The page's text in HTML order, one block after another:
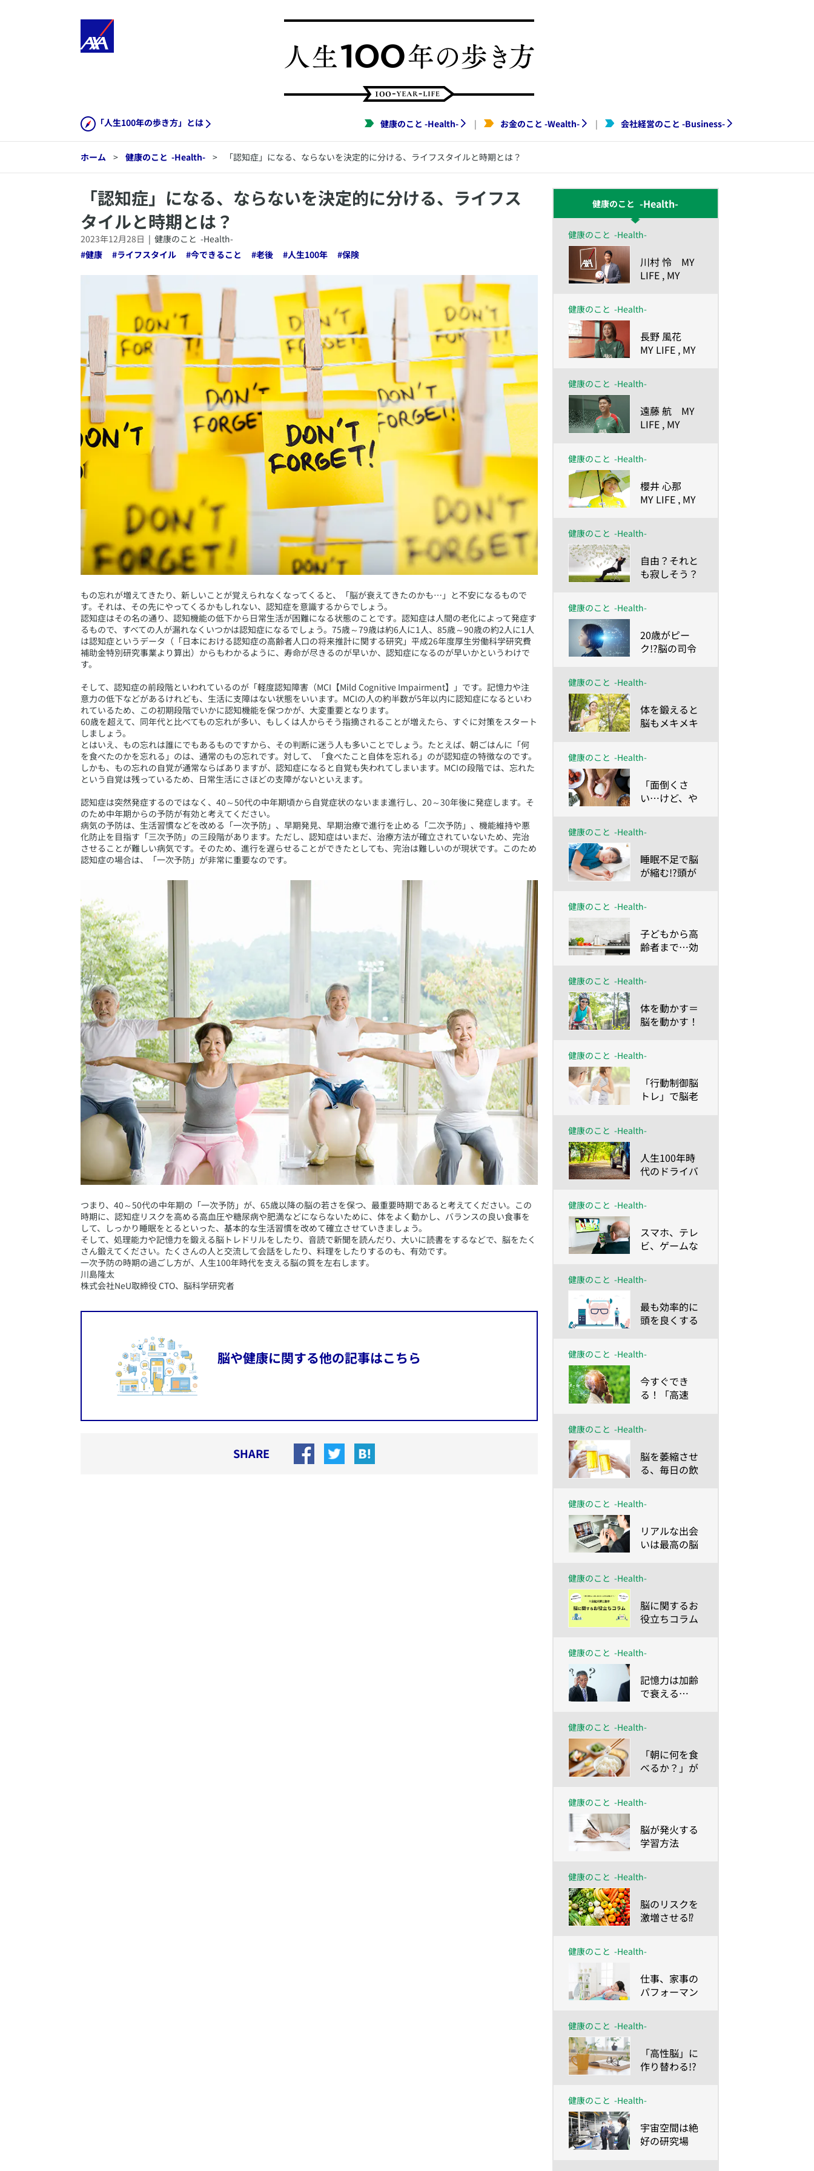
「人生100年の歩き方」とは 健康のこと -Health- | お金のこと -Wealth- | 会社経営のこと -Business-
ホーム > 健康のこと -Health- > 「認知症」になる、ならないを決定的に分ける、ライフスタイルと時期とは？
​「認知症」になる、ならないを決定的に分ける、ライフス
タイルと時期とは？
2023年12月28日 | 健康のこと -Health-
#健康 #ライフスタイル #今できること #老後 #人生100年 #保険
​もの忘れが増えてきたり、新しいことが覚えられなくなってくると、「脳が衰えてきたのかも…」と不安になるもので
す。それは、その先にやってくるかもしれない、認知症を意識するからでしょう。
認知症はその名の通り、認知機能の低下から日常生活が困難になる状態のことです。認知症は人間の老化によって発症す
るもので、すべての人が漏れなくいつかは認知症になるでしょう。75歳～79歳は約6人に1人、85歳～90歳の約2人に1人
は認知症というデータ（「日本における認知症の高齢者人口の将来推計に関する研究」平成26年度厚生労働科学研究費
補助金特別研究事業より算出）からもわかるように、寿命が尽きるのが早いか、認知症になるのが早いかというわけで
す。
そして、認知症の前段階といわれているのが「軽度認知障害（MCI【Mild Cognitive Impairment】」です。記憶力や注
意力の低下などがあるけれども、生活に支障はない状態をいいます。MCIの人の約半数が5年以内に認知症になるといわ
れているため、この初期段階でいかに認知機能を保つかが、大変重要となります。
60歳を超えて、同年代と比べてもの忘れが多い、もしくは人からそう指摘されることが増えたら、すぐに対策をスタート
しましょう。
とはいえ、もの忘れは誰にでもあるものですから、その判断に迷う人も多いことでしょう。たとえば、朝ごはんに「何
を食べたのかを忘れる」のは、通常のもの忘れです。対して、「食べたこと自体を忘れる」のが認知症の特徴なのです。
しかも、もの忘れの自覚が通常ならばありますが、認知症になると自覚も失われてしまいます。MCIの段階では、忘れた
という自覚は残っているため、日常生活にさほどの支障がないといえます。
認知症は突然発症するのではなく、40～50代の中年期頃から自覚症状のないまま進行し、20～30年後に発症します。そ
のため中年期からの予防が有効と考えてください。
病気の予防は、生活習慣などを改める「一次予防」、早期発見、早期治療で進行を止める「二次予防」、機能維持や悪
化防止を目指す「三次予防」の三段階があります。ただし、認知症はいまだ、治療方法が確立されていないため、完治
させることが難しい病気です。そのため、進行を遅らせることができたとしても、完治は難しいのが現状です。このため
認知症の場合は、「一次予防」が非常に重要なのです。
​つまり、40～50代の中年期の「一次予防」が、65歳以降の脳の若さを保つ、最重要時期であると考えてください。この
時期に、認知症リスクを高める高血圧や糖尿病や肥満などにならないために、体をよく動かし、バランスの良い食事を
して、しっかり睡眠をとるといった、基本的な生活習慣を改めて確立させていきましょう。
そして、処理能力や記憶力を鍛える脳トレドリルをしたり、音読で新聞を読んだり、大いに読書をするなどで、脳をたく
さん鍛えてください。たくさんの人と交流して会話をしたり、料理をしたりするのも、有効です。
一次予防の時期の過ごし方が、人生100年時代を支える脳の質を左右します。
​川島隆太
株式会社NeU取締役 CTO、脳科学研究者
脳や健康に関する他の記事はこちら
SHARE
健康のこと -Health-
健康のこと -Health-
​川村 怜 MY
LIFE , MY
が、私を強く
健康のこと -Health-
​長野 風花
MY LIFE , MY
が、私を強く
したー
健康のこと -Health-
​遠藤 航 MY
LIFE , MY
が、私を強く
健康のこと -Health-
​櫻井 心那
MY LIFE , MY
が、私を強く
健康のこと -Health-
​自由？それと
も寂しそう？
涯独身」のリ
アル
健康のこと -Health-
​20歳がピー
ク!?脳の司令
健康のこと -Health-
​体を鍛えると
脳もメキメキ
トレ！
健康のこと -Health-
​「面倒くさ
い…けど、や
薬
健康のこと -Health-
​睡眠不足で脳
が縮む!?頭が
健康のこと -Health-
​子どもから高
齢者まで…効
健康のこと -Health-
​体を動かす＝
脳を動かす！
健康のこと -Health-
​「行動制御脳
トレ」で脳老
健康のこと -Health-
​人生100年時
代のドライバ
健康のこと -Health-
​スマホ、テレ
ビ、ゲームな
要注意!?
健康のこと -Health-
​最も効率的に
頭を良くする
健康のこと -Health-
​今すぐでき
る！「高速
健康のこと -Health-
​脳を萎縮させ
る、毎日の飲
健康のこと -Health-
​リアルな出会
いは最高の脳
健康のこと -Health-
​脳に関するお
役立ちコラム
健康のこと -Health-
​記憶力は加齢
で衰える…
る！
健康のこと -Health-
​「朝に何を食
べるか？」が
する！？
健康のこと -Health-
​脳が発火する
学習方法
健康のこと -Health-
​脳のリスクを
激増させる⁉
健康のこと -Health-
​仕事、家事の
パフォーマン
火させるワザ
健康のこと -Health-
​「高性脳」に
作り替わる!?
健康のこと -Health-
​宇宙空間は絶
好の研究場